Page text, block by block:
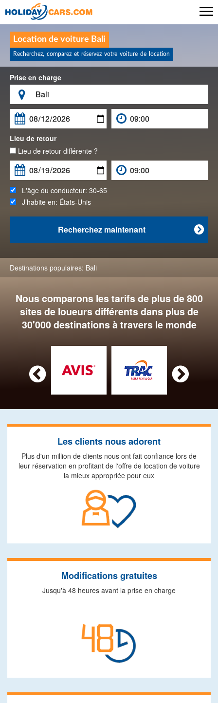
Location de voiture Bali
Recherchez, comparez et réservez votre voiture de location
Prise en charge


Lieu de retour
Lieu de retour différente ?
L'âge du conducteur: 30-65
J’habite en: États-Unis

Recherchez maintenant
Destinations populaires: Bali
Nous comparons les tarifs de plus de 800
sites de loueurs différents dans plus de
30'000 destinations à travers le monde
 
Les clients nous adorent
Plus d'un million de clients nous ont fait confiance lors de
leur réservation en profitant de l'offre de location de voiture
la mieux appropriée pour eux
Modifications gratuites
Jusqu'à 48 heures avant la prise en charge